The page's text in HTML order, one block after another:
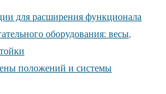
для расширения функционала
оборудования: весы,
положений и системы